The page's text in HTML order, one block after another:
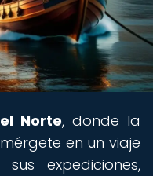
Norte, donde la
en un viaje
expediciones,